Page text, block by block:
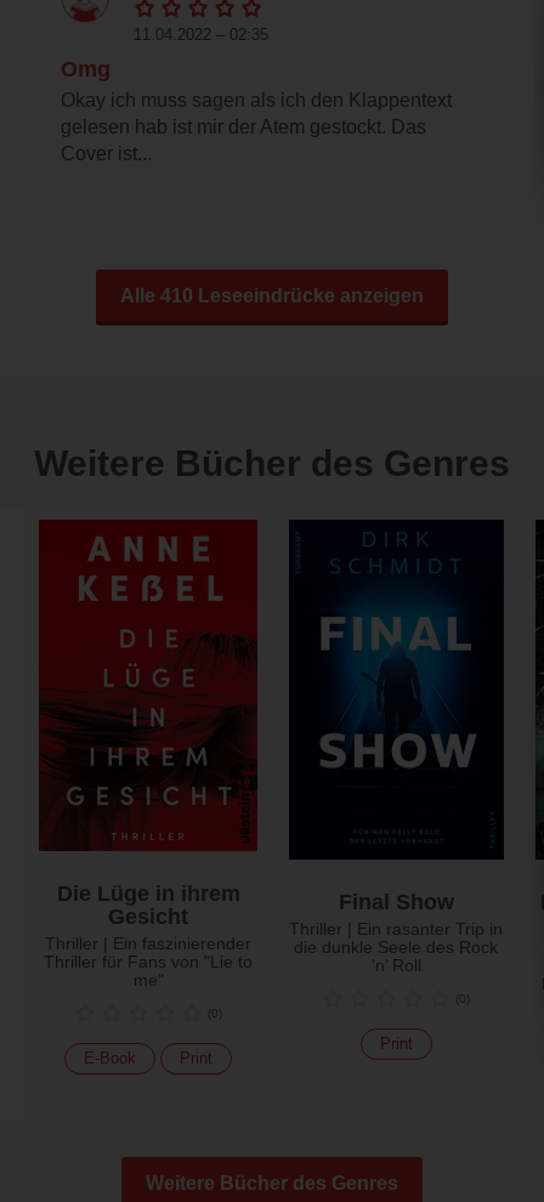
11.04.2022 – 02:35
Omg
Okay ich muss sagen als ich den Klappentext
gelesen hab ist mir der Atem gestockt. Das
Cover ist...
Alle 410 Leseeindrücke anzeigen
Weitere Bücher des Genres
Die Lüge in ihrem
Gesicht
Thriller | Ein faszinierender
Thriller für Fans von "Lie to
me"
(0
E-Book Print
Final Show
Thriller | Ein rasanter Trip in
die dunkle Seele des Rock
’n’ Roll
(0
Print
Weitere Bücher des Genres